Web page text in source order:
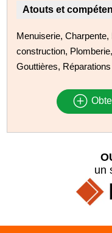
Atouts et
Menuiserie,
construction,
Gouttières,
un